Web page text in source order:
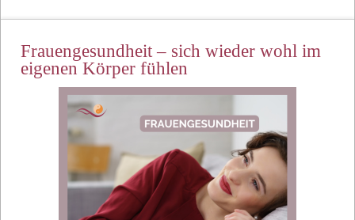
Frauengesundheit – sich wieder wohl im
eigenen Körper fühlen